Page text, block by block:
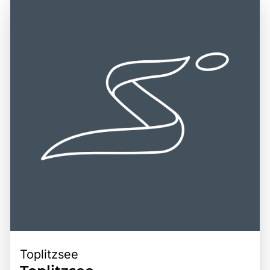
atmen und die entspannte Atmosphäre der Umgebung zu
erleben. Die Kombination aus beeindruckenden
Landschaften, kulturellen Erlebnissen und der Möglichkeit,
aktiv zu sein, macht den Grundlsee zu einem
unvergesslichen Ziel für Reisende.
Schönheit und der kulturellen Vielfalt macht den
Grundlsee zu einem bereichernden Erlebnis für alle, die
die Faszination dieser einzigartigen Region entdecken
Toplitzsee